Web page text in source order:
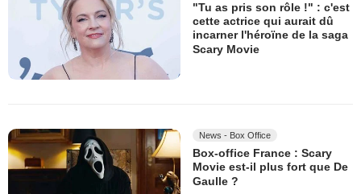
"Tu as pris son rôle !" : c'est
cette actrice qui aurait dû
incarner l'héroïne de la saga
Scary Movie
News - Box Office
Box-office France : Scary
Movie est-il plus fort que De
Gaulle ?